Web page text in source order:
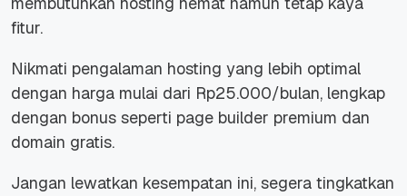
fitur.
Nikmati pengalaman hosting yang lebih optimal
dengan harga mulai dari Rp25.000/bulan, lengkap
dengan bonus seperti page builder premium dan
domain gratis.
Jangan lewatkan kesempatan ini, segera tingkatkan